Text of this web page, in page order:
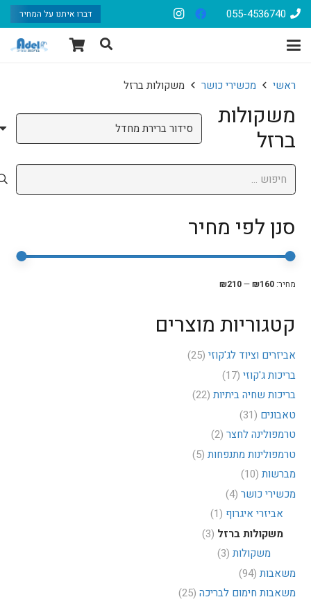
055-4536740 דברו איתנו על המחיר
ראשי מכשירי כושר משקולות ברזל
משקולות
ברזל
חיפוש:
סנן לפי מחיר
מחיר:₪160
—
₪210
קטגוריות מוצרים
אביזרים וציוד לג'קוזי (25)
בריכות ג'קוזי (17)
בריכות שחיה ביתיות (22)
טאבונים (31)
טרמפולינה לחצר (2)
טרמפולינות מתנפחות (5)
מברשות (10)
מכשירי כושר (4)
אביזרי איגרוף (1)
משקולות ברזל (3)
משקולות (3)
משאבות (94)
משאבות חימום לבריכה (25)